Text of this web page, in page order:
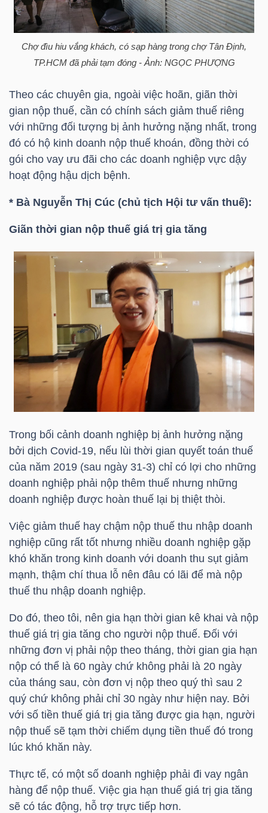
Chợ đìu hiu vắng khách, có sạp hàng trong chợ Tân Định,
TP.HCMđã phải tạm đóng - Ảnh: NGỌC PHƯỢNG
Theo các chuyên gia, ngoài việc hoãn, giãn thời
gian nộp thuế, cần có chính sách giảm thuế riêng
với những đối tượng bị ảnh hưởng nặng nhất, trong
đó có hộ kinh doanh nộp thuế khoán, đồng thời có
gói cho vay ưu đãi cho các doanh nghiệp vực dậy
hoạt động hậu dịch bệnh.
* Bà Nguyễn Thị Cúc (chủ tịch Hội tư vấn thuế):
Giãn thời gian nộp thuế giá trị gia tăng
Trong bối cảnh doanh nghiệp bị ảnh hưởng nặng
bởi dịch Covid-19, nếu lùi thời gian quyết toán thuế
của năm 2019 (sau ngày 31-3) chỉ có lợi cho những
doanh nghiệp phải nộp thêm thuế nhưng những
doanh nghiệp được hoàn thuế lại bị thiệt thòi.
Việc giảm thuế hay chậm nộp thuế thu nhập doanh
nghiệp cũng rất tốt nhưng nhiều doanh nghiệp gặp
khó khăn trong kinh doanh với doanh thu sụt giảm
mạnh, thậm chí thua lỗ nên đâu có lãi để mà nộp
thuế thu nhập doanh nghiệp.
Do đó, theo tôi, nên gia hạn thời gian kê khai và nộp
thuế giá trị gia tăng cho người nộp thuế. Đối với
những đơn vị phải nộp theo tháng, thời gian gia hạn
nộp có thể là 60 ngày chứ không phải là 20 ngày
của tháng sau, còn đơn vị nộp theo quý thì sau 2
quý chứ không phải chỉ 30 ngày như hiện nay. Bởi
với số tiền thuế giá trị gia tăng được gia hạn, người
nộp thuế sẽ tạm thời chiếm dụng tiền thuế đó trong
lúc khó khăn này.
Thực tế, có một số doanh nghiệp phải đi vay ngân
hàng để nộp thuế. Việc gia hạn thuế giá trị gia tăng
sẽ có tác động, hỗ trợ trực tiếp hơn.
KINH
TẾ
THẾ
GIỚI
ĐÔNG
CHÍNH
PHÂN
TÍCH
VIETSTOCKFINANCE
VĨ
MÔ
NGÀNH
DOANH
CỔ
PHIẾU
PHÁI
SINH
TRÁI